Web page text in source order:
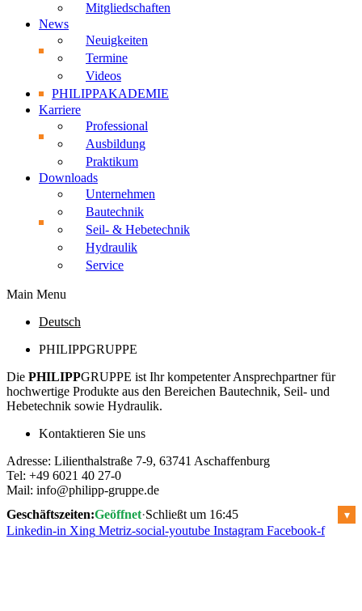
Mitgliedschaften
News
Neuigkeiten
Termine
Videos
PHILIPPAKADEMIE
Karriere
Professional
Ausbildung
Praktikum
Downloads
Unternehmen
Bautechnik
Seil- & Hebetechnik
Hydraulik
Service
Main Menu
Deutsch
PHILIPPGRUPPE
Die PHILIPPGRUPPE ist Ihr kompetenter Ansprechpartner für
hochwertige Produkte aus den Bereichen Bautechnik, Seil- und
Hebetechnik sowie Hydraulik.
Kontaktieren Sie uns
Adresse: Lilienthalstraße 7-9, 63741 Aschaffenburg
Tel: +49 6021 40 27-0
Mail: info@philipp-gruppe.de
Geschäftszeiten:Geöffnet·Schließt um 16:45 ▾
Linkedin-in Xing Metriz-social-youtube Instagram Facebook-f